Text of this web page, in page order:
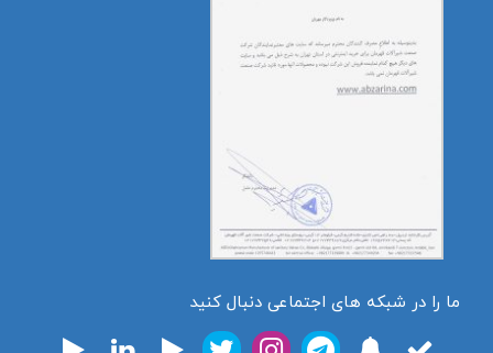
ما را در شبکه های اجتماعی دنبال کنید